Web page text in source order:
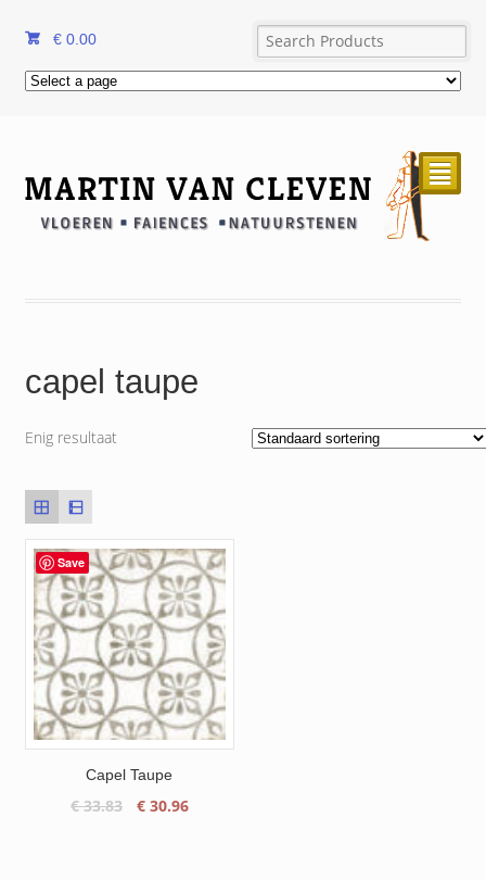
€ 0.00
²
capel taupe
Enig resultaat
Save
Capel Taupe
€33.83
Oorspronkelijke
€30.96Huidige